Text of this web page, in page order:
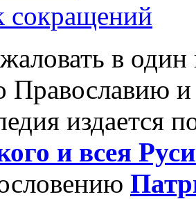
сокращений
в
Православию
издается
и всея